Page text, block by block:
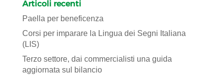
Articoli recenti
Paella per beneficenza
Corsi per imparare la Lingua dei Segni Italiana
(LIS)
Terzo settore, dai commercialisti una guida
aggiornata sul bilancio